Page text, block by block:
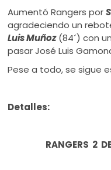
Aumentó Rangers por
agradeciendo un
Luis Muñoz (84´) con
pasar José Luis
Pese a todo, se sigue
Detalles:
RANGERS 2